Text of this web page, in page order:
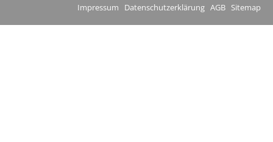
Impressum Datenschutzerklärung AGB Sitemap